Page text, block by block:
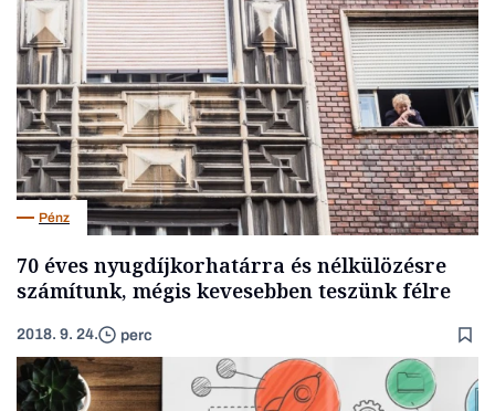
Pénz
70 éves nyugdíjkorhatárra és nélkülözésre
számítunk, mégis kevesebben teszünk félre
2018. 9. 24. perc